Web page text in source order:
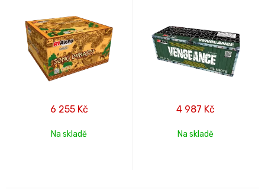
6 255 Kč
Na skladě
4 987 Kč
Na skladě